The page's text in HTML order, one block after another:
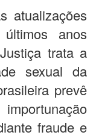
atualizações
anos
trata a
sexual da
prevê
fraude e